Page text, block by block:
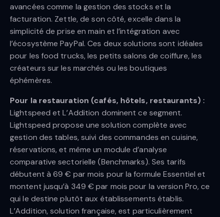
avancées comme la gestion des stocks et la
facturation. Zettle, de son côté, excelle dans la
simplicité de prise en main et l’intégration avec
l’écosystème PayPal. Ces deux solutions sont idéales
pour les food trucks, les petits salons de coiffure, les
créateurs sur les marchés ou les boutiques
éphémères.
Pour la restauration (cafés, hôtels, restaurants) :
Lightspeed et L’Addition dominent ce segment.
Lightspeed propose une solution complète avec
gestion des tables, suivi des commandes en cuisine,
réservations, et même un module d’analyse
comparative sectorielle (Benchmarks). Ses tarifs
débutent à 69 € par mois pour la formule Essentiel et
montent jusqu’à 349 € par mois pour la version Pro, ce
qui le destine plutôt aux établissements établis.
L’Addition, solution française, est particulièrement